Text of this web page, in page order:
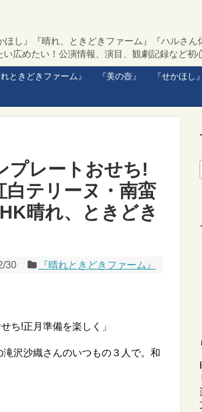
し』『晴れ、ときどきファーム』『ハルさん
広めたい！公演情報、演目、観劇記録など初
れときどきファーム』 『美の壺』 『せかほし』
プレートおせち!
白テリーヌ・南蛮
晴れ、ときどき
30 『晴れときどきファーム』
ち!正月準備を楽しく」
沢沙織さんのいつもの３人で。和